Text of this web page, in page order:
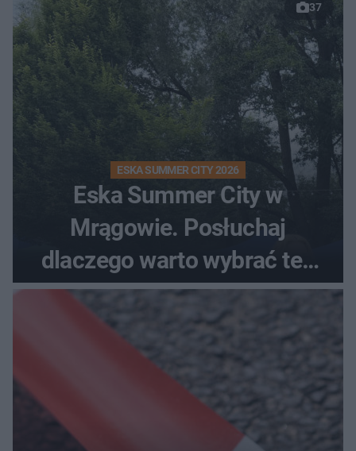
37
ESKA SUMMER CITY 2026
Eska Summer City w
Mrągowie. Posłuchaj
dlaczego warto wybrać ten
kierunek na urlop!